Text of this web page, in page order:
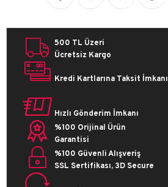
500 TL Üzeri
Ücretsiz Kargo
Kredi Kartlarına Taksit İmkanı
Hızlı Gönderim İmkanı
%100 Orijinal Ürün
Garantisi
%100 Güvenli Alışveriş
SSL Sertifikası, 3D Secure